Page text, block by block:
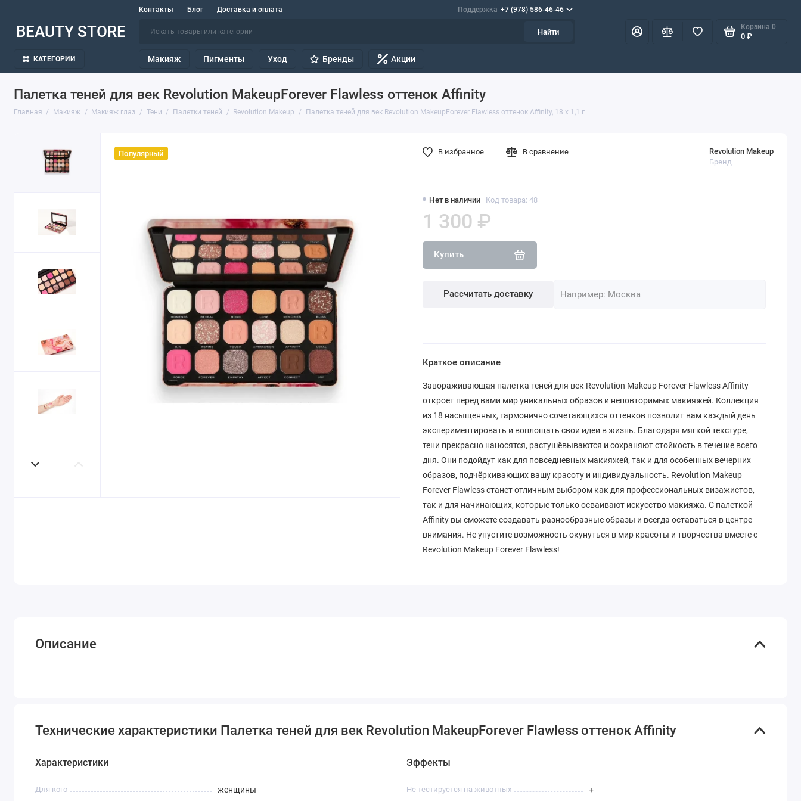
Контакты Блог Доставка и оплата Поддержка +7 (978) 586-46-46
BEAUTY STORE Найти
Корзина 0
0 ₽
КАТЕГОРИИ Макияж Пигменты Уход Бренды Акции
Палетка теней для век Revolution MakeupForever Flawless оттенок Affinity
Главная Макияж Макияж глаз Тени Палетки теней Revolution Makeup Палетка теней для век Revolution MakeupForever Flawless оттенок Affinity, 18 x 1,1 г
Популярный
Нет в наличии Код товара: 48
Revolution Makeup
Бренд
1 300 ₽
Купить
Рассчитать доставку
В избранное В сравнение
Краткое описание
Завораживающая палетка теней для век Revolution Makeup Forever Flawless Affinity
откроет перед вами мир уникальных образов и неповторимых макияжей. Коллекция
из 18 насыщенных, гармонично сочетающихся оттенков позволит вам каждый день
экспериментировать и воплощать свои идеи в жизнь. Благодаря мягкой текстуре,
тени прекрасно наносятся, растушёвываются и сохраняют стойкость в течение всего
дня. Они подойдут как для повседневных макияжей, так и для особенных вечерних
образов, подчёркивающих вашу красоту и индивидуальность. Revolution Makeup
Forever Flawless станет отличным выбором как для профессиональных визажистов,
так и для начинающих, которые только осваивают искусство макияжа. С палеткой
Affinity вы сможете создавать разнообразные образы и всегда оставаться в центре
внимания. Не упустите возможность окунуться в мир красоты и творчества вместе с
Revolution Makeup Forever Flawless!
Описание
Технические характеристики Палетка теней для век Revolution MakeupForever Flawless оттенок Affinity
Характеристики
Для кого женщины
Эффекты
Не тестируется на животных +